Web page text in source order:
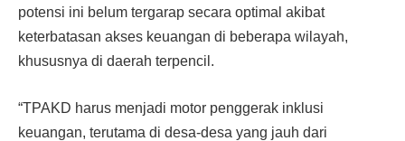
potensi ini belum tergarap secara optimal akibat
keterbatasan akses keuangan di beberapa wilayah,
khususnya di daerah terpencil.
“TPAKD harus menjadi motor penggerak inklusi
keuangan, terutama di desa-desa yang jauh dari